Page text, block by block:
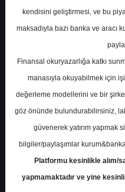
En Yüksek Tahmin
Ortalama Fiyat Tahmini
Ortalama Getiri
9
kendisini geliştirmesi, ve bu
maksadıyla bazı banka ve aracı
Finansal okuryazarlığa katkı
manasıyla okuyabilmek için
değerleme modellerini ve bir
göz önünde bulundurabilirsiniz,
güvenerek yatırım yapmak
bilgiler/paylaşımlar
Platformu kesinlikle alım/
yapmamaktadır ve yine